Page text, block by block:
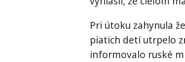
Pri útoku zahynula
piatich detí utrpelo
informovalo ruské